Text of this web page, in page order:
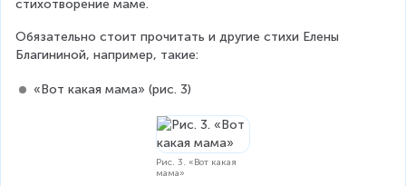
стихотворение маме.
Обязательно стоит прочитать и другие стихи Елены
Благининой, например, такие:
«Вот какая мама» (рис. 3)
Рис. 3. «Вот какая
мама»